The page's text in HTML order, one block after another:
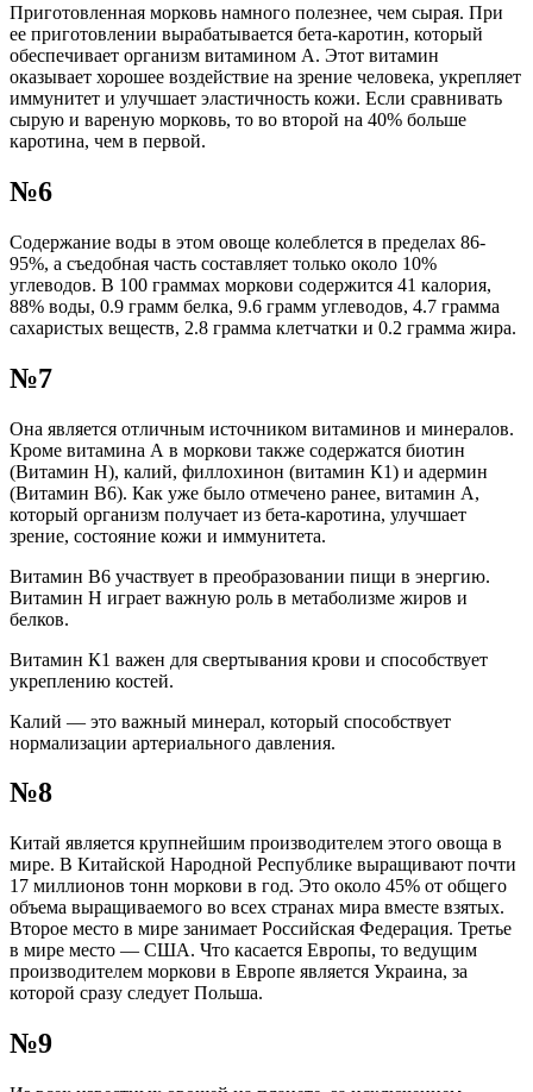
Приготовленная морковь намного полезнее, чем сырая. При
ее приготовлении вырабатывается бета-каротин, который
обеспечивает организм витамином А. Этот витамин
оказывает хорошее воздействие на зрение человека, укрепляет
иммунитет и улучшает эластичность кожи. Если сравнивать
сырую и вареную морковь, то во второй на 40% больше
каротина, чем в первой.
№6
Содержание воды в этом овоще колеблется в пределах 86-
95%, а съедобная часть составляет только около 10%
углеводов. В 100 граммах моркови содержится 41 калория,
88% воды, 0.9 грамм белка, 9.6 грамм углеводов, 4.7 грамма
сахаристых веществ, 2.8 грамма клетчатки и 0.2 грамма жира.
№7
Она является отличным источником витаминов и минералов.
Кроме витамина А в моркови также содержатся биотин
(Витамин Н), калий, филлохинон (витамин К1) и адермин
(Витамин В6). Как уже было отмечено ранее, витамин А,
который организм получает из бета-каротина, улучшает
зрение, состояние кожи и иммунитета.
Витамин В6 участвует в преобразовании пищи в энергию.
Витамин Н играет важную роль в метаболизме жиров и
белков.
Витамин К1 важен для свертывания крови и способствует
укреплению костей.
Калий — это важный минерал, который способствует
нормализации артериального давления.
№8
Китай является крупнейшим производителем этого овоща в
мире. В Китайской Народной Республике выращивают почти
17 миллионов тонн моркови в год. Это около 45% от общего
объема выращиваемого во всех странах мира вместе взятых.
Второе место в мире занимает Российская Федерация. Третье
в мире место — США. Что касается Европы, то ведущим
производителем моркови в Европе является Украина, за
которой сразу следует Польша.
№9